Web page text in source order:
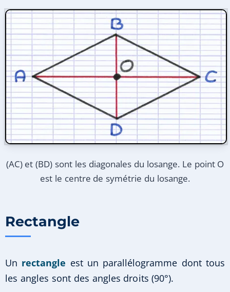
(AC) et (BD) sont les diagonales du losange. Le point O
est le centre de symétrie du losange.
Rectangle
Un rectangle est un parallélogramme dont tous
les angles sont des angles droits (90°).